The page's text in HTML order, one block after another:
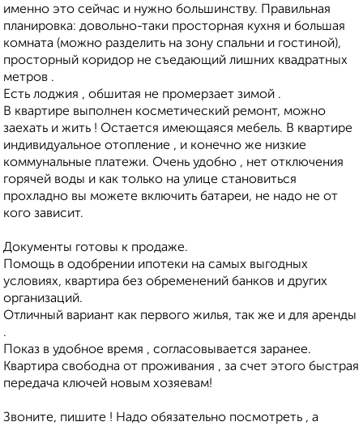
именно это сейчас и нужно большинству. Правильная
планировка: довольно-таки просторная кухня и большая
комната (можно разделить на зону спальни и гостиной),
просторный коридор не съедающий лишних квадратных
метров .
Есть лоджия , обшитая не промерзает зимой .
В квартире выполнен косметический ремонт, можно
заехать и жить ! Остается имеющаяся мебель. В квартире
индивидуальное отопление , и конечно же низкие
коммунальные платежи. Очень удобно , нет отключения
горячей воды и как только на улице становиться
прохладно вы можете включить батареи, не надо не от
кого зависит.
Документы готовы к продаже.
Помощь в одобрении ипотеки на самых выгодных
условиях, квартира без обременений банков и других
организаций.
Отличный вариант как первого жилья, так же и для аренды
.
Показ в удобное время , согласовывается заранее.
Квартира свободна от проживания , за счет этого быстрая
передача ключей новым хозяевам!
Звоните, пишите ! Надо обязательно посмотреть , а